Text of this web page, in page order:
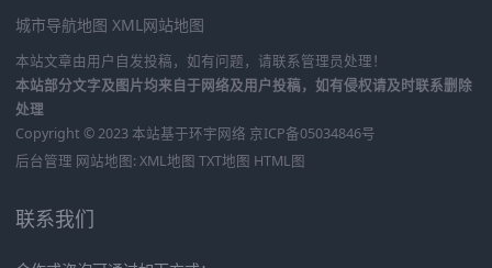
城市导航地图 XML网站地图
本站文章由用户自发投稿，如有问题，请联系管理员处理！
本站部分文字及图片均来自于网络及用户投稿，如有侵权请及时联系删除
处理
Copyright © 2023 本站基于环宇网络 京ICP备05034846号
后台管理 网站地图: XML地图 TXT地图 HTML图
联系我们